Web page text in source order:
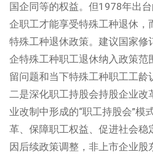
国企同等的权益。但1978年出
企职工才能享受特殊工种退休，
特殊工种退休政策。建议国家
企特殊工种职工退休纳入政策范
留问题和当下特殊工种职工工龄
二是深化职工持股会持股企业改
业改制中形成的“职工持股会”模
革、保障职工权益、促进社会稳
因后续政策调整，非上市企业